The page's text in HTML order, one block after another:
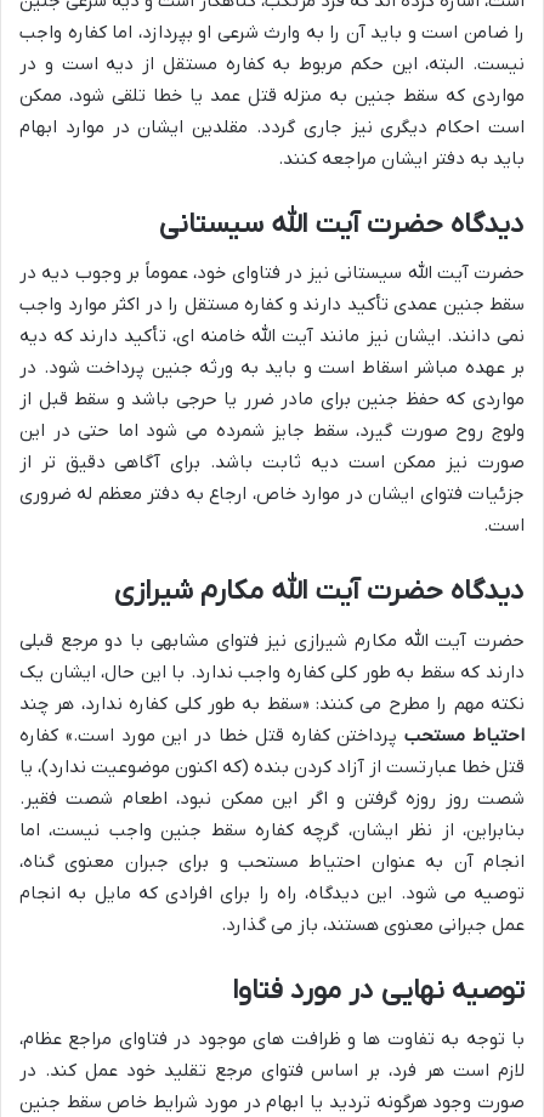
را ضامن است و باید آن را به وارث شرعی او بپردازد، اما کفاره واجب
نیست. البته، این حکم مربوط به کفاره مستقل از دیه است و در
مواردی که سقط جنین به منزله قتل عمد یا خطا تلقی شود، ممکن
است احکام دیگری نیز جاری گردد. مقلدین ایشان در موارد ابهام
باید به دفتر ایشان مراجعه کنند.
دیدگاه حضرت آیت الله سیستانی
حضرت آیت الله سیستانی نیز در فتاوای خود، عموماً بر وجوب دیه در
سقط جنین عمدی تأکید دارند و کفاره مستقل را در اکثر موارد واجب
نمی دانند. ایشان نیز مانند آیت الله خامنه ای، تأکید دارند که دیه
بر عهده مباشر اسقاط است و باید به ورثه جنین پرداخت شود. در
مواردی که حفظ جنین برای مادر ضرر یا حرجی باشد و سقط قبل از
ولوج روح صورت گیرد، سقط جایز شمرده می شود اما حتی در این
صورت نیز ممکن است دیه ثابت باشد. برای آگاهی دقیق تر از
جزئیات فتوای ایشان در موارد خاص، ارجاع به دفتر معظم له ضروری
است.
دیدگاه حضرت آیت الله مکارم شیرازی
حضرت آیت الله مکارم شیرازی نیز فتوای مشابهی با دو مرجع قبلی
دارند که سقط به طور کلی کفاره واجب ندارد. با این حال، ایشان یک
نکته مهم را مطرح می کنند: «سقط به طور کلی کفاره ندارد، هر چند
احتیاط مستحبپرداختن کفاره قتل خطا در این مورد است.» کفاره
قتل خطا عبارتست از آزاد کردن بنده (که اکنون موضوعیت ندارد)، یا
شصت روز روزه گرفتن و اگر این ممکن نبود، اطعام شصت فقیر.
بنابراین، از نظر ایشان، گرچه کفاره سقط جنین واجب نیست، اما
انجام آن به عنوان احتیاط مستحب و برای جبران معنوی گناه،
توصیه می شود. این دیدگاه، راه را برای افرادی که مایل به انجام
عمل جبرانی معنوی هستند، باز می گذارد.
توصیه نهایی در مورد فتاوا
با توجه به تفاوت ها و ظرافت های موجود در فتاوای مراجع عظام،
لازم است هر فرد، بر اساس فتوای مرجع تقلید خود عمل کند. در
صورت وجود هرگونه تردید یا ابهام در مورد شرایط خاص سقط جنین